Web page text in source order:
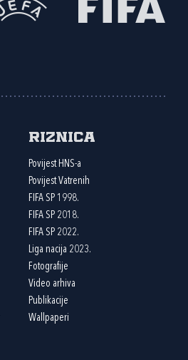
Riznica
Povijest HNS-a
Povijest Vatrenih
FIFA SP 1998.
FIFA SP 2018.
FIFA SP 2022.
Liga nacija 2023.
Fotografije
Video arhiva
Publikacije
Wallpaperi